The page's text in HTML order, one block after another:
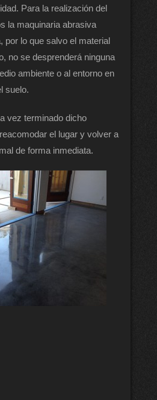
Para la realización del
la maquinaria abrasiva
por lo que salvo el material
no se desprenderá ninguna
ambiente o al entorno en
suelo.
vez terminado dicho
el lugar y volver a
de forma inmediata.